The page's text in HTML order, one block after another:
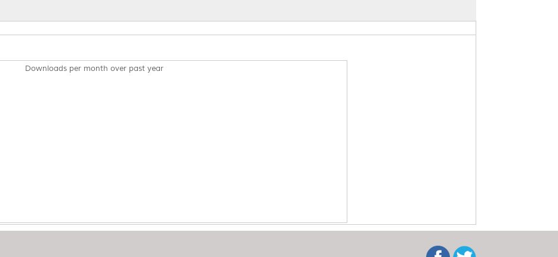
Downloads per month over past year